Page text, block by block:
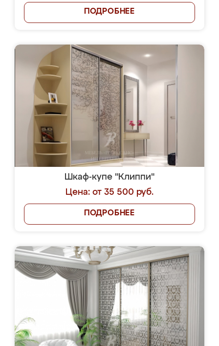
ПОДРОБНЕЕ
Шкаф-купе "Клиппи"
Цена: от 35 500 руб.
ПОДРОБНЕЕ